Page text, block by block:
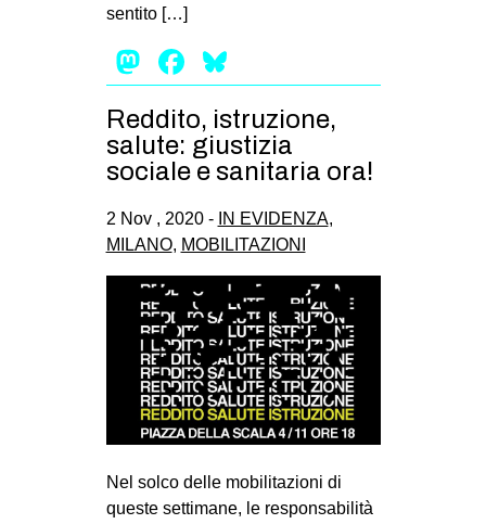
REPRESSIONE
STUDENTI
CULTURE
CINEMA
MANIFESTI
MUSICA
RECENSIONI
INTERNAZIONALE
AFRICA
ESTREMO ORIENTE
sentito […]
Mastodon
Facebook
Reddito, istruzione,
salute: giustizia
sociale e sanitaria ora!
2 Nov , 2020 - IN EVIDENZA,
MILANO, MOBILITAZIONI
Nel solco delle mobilitazioni di
queste settimane, le responsabilità